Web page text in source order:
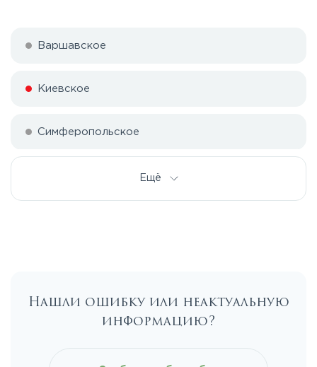
Варшавское
Киевское
Симферопольское
Ещё
Нашли ошибку или неактуальную
информацию?